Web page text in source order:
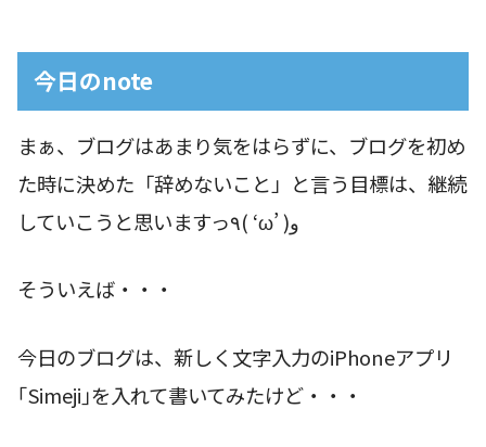
今日のnote
まぁ、ブログはあまり気をはらずに、ブログを初め
た時に決めた「辞めないこと」と言う目標は、継続
していこうと思いますっ٩( ‘ω’ )و
そういえば・・・
今日のブログは、新しく文字入力のiPhoneアプリ
｢Simeji｣を入れて書いてみたけど・・・